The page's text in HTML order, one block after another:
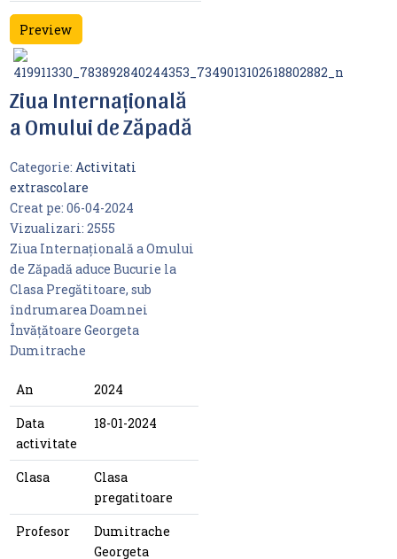
Preview
Ziua Internațională
a Omului de Zăpadă
Categorie: Activitati
extrascolare
Creat pe: 06-04-2024
Vizualizari: 2555
Ziua Internațională a Omului
de Zăpadă aduce Bucurie la
Clasa Pregătitoare, sub
îndrumarea Doamnei
Învățătoare Georgeta
Dumitrache
An
2024
Data
activitate
18-01-2024
Clasa
Clasa
pregatitoare
Profesor
Dumitrache
Georgeta